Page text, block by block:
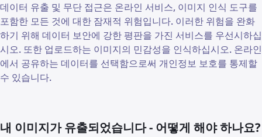
데이터 유출 및 무단 접근은 온라인 서비스, 이미지 인식 도구를
포함한 모든 것에 대한 잠재적 위험입니다. 이러한 위험을 완화
하기 위해 데이터 보안에 강한 평판을 가진 서비스를 우선시하십
시오. 또한 업로드하는 이미지의 민감성을 인식하십시오. 온라인
에서 공유하는 데이터를 선택함으로써 개인정보 보호를 통제할
수 있습니다.
내 이미지가 유출되었습니다 - 어떻게 해야 하나요?